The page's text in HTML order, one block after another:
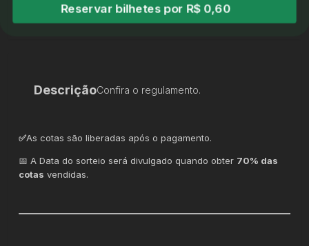
Reservar bilhetes por R$ 0,60
DescriçãoConfira o regulamento.
✅As cotas são liberadas após o pagamento.
📅 A Data do sorteio será divulgado quando obter 70% das
cotas vendidas.